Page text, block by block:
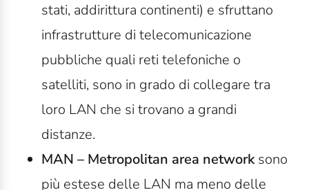
stati, addirittura continenti) e sfruttano
infrastrutture di telecomunicazione
pubbliche quali reti telefoniche o
satelliti, sono in grado di collegare tra
loro LAN che si trovano a grandi
distanze.
MAN – Metropolitan area networksono
più estese delle LAN ma meno delle